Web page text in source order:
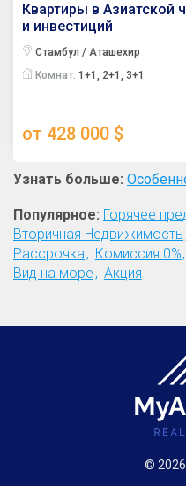
Квартиры в Азиатской
и инвестиций
Стамбул / Аташехир
Комнат: 1+1, 2+1, 3+1
от 428 000 $
Узнать больше:
Популярное: Горячее
Вторичная Недвижимость
Рассрочка
Комиссия 0%
Вид на море
Акция
© 2026